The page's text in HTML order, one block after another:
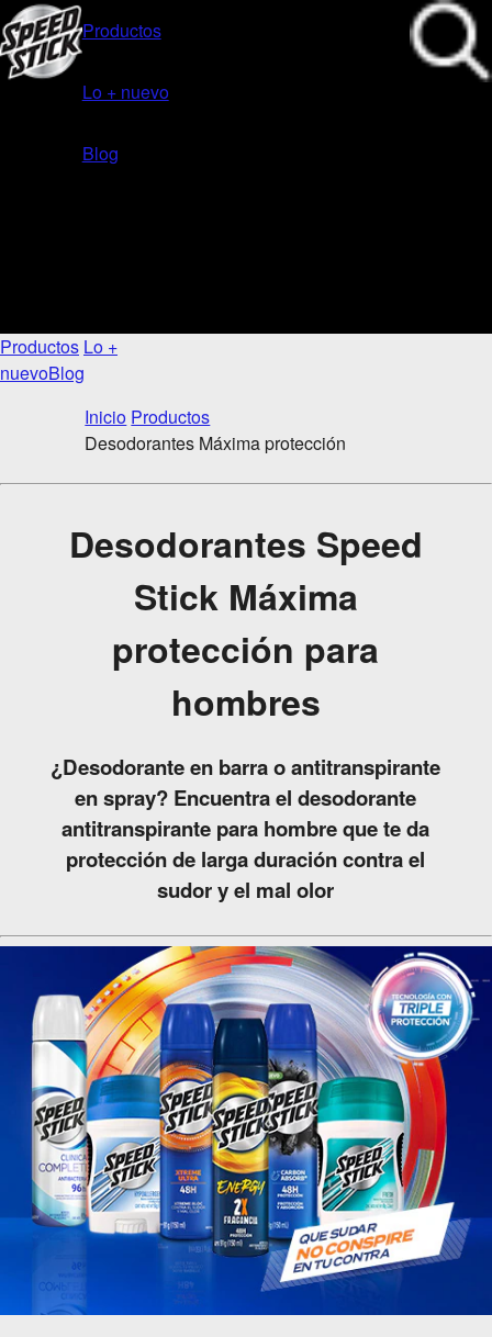
Productos
Lo + nuevo
Blog
Productos Lo +
nuevoBlog
Inicio Productos
Desodorantes Máxima protección
Desodorantes Speed
Stick Máxima
protección para
hombres
¿Desodorante en barra o antitranspirante
en spray? Encuentra el desodorante
antitranspirante para hombre que te da
protección de larga duración contra el
sudor y el mal olor